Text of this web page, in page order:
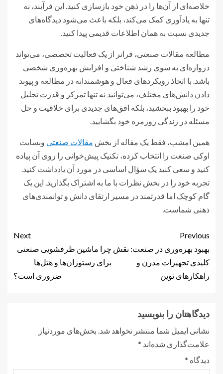
خلاصه‌ای از آن‌ها را در ذهن خود بازسازی کنید. این فرآیند، نه
تنها به یادآوری کمک می‌کند، بلکه باعث می‌شود دیدگاه‌های
جدیدی نسبت به همان اطلاعات قدیمی پیدا کنید.
مطالعه مقالات صنعتی، فراتر از یک فعالیت تخصصی، می‌تواند
دروازه‌ای به سوی رشد شناختی و افزایش بهره‌وری شخصی
باشد. با اتخاذ رویکردهای فعال و هوشمندانه در مطالعه و پیوند
دادن دانش‌های مختلف، می‌توانید نه تنها تمرکز و قدرت تحلیل
خود را بهبود ببخشید، بلکه افق‌های جدیدی برای خلاقیت و حل
مسئله در زندگی روزمره خود بگشایید.
همین امشب، فقط یک مقاله از بخش مقالات صنعتی وبسایت
اوکی صنعت را انتخاب کرده، تکنیک پیش‌خوانی را روی آن پیاده
کنید و سعی کنید یک سؤال اساسی در مورد آن یادداشت کنید.
تجربه خود را در بخش نظرات با ما به اشتراک بگذارید. این یک
گام کوچک اما قدرتمند در مسیر ارتقای دانش و توانمندی‌های
ذهنی شماست.
Previous
بهبود بهره‌وری در صنعت: نقش
کلیدی تجهیزات مدرن و
راهکارهای نوین
Next
چرا ماشین ظرفشویی صنعتی
برای رستوران‌ها و هتل‌ها
ضروری است؟
دیدگاهتان را بنویسید
نشانی ایمیل شما منتشر نخواهد شد. بخش‌های موردنیاز
علامت‌گذاری شده‌اند *
دیدگاه *